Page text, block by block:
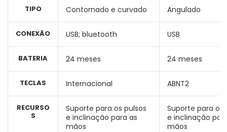
TIPO
CONEXÃO
BATERIA
TECLAS
RECURSO
S
Contornado e curvado
USB; bluetooth
24 meses
Internacional
Suporte para os pulsos
e inclinação para as
mãos
Angulado
USB
24 meses
ABNT2
Suporte para os
e inclinação
mãos